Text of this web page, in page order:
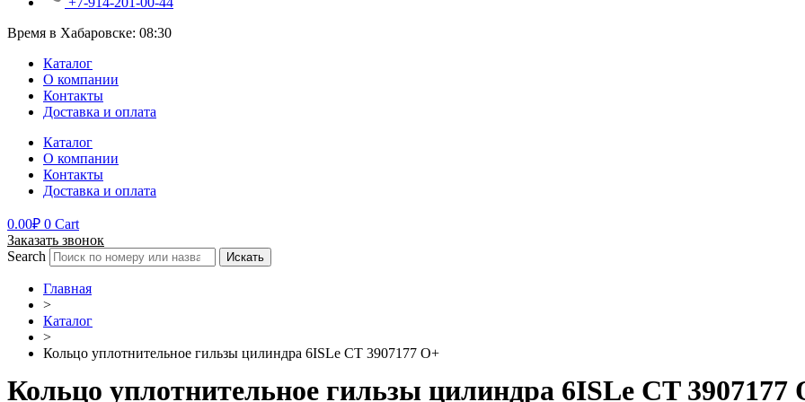
Время в Хабаровске: 08:30
Каталог
О компании
Контакты
Доставка и оплата
Каталог
О компании
Контакты
Доставка и оплата
0.00₽ 0 Cart
Заказать звонок
Search
Искать
Главная
>
Каталог
>
Кольцо уплотнительное гильзы цилиндра 6ISLe СT 3907177 O+
Кольцо уплотнительное гильзы цилиндра 6ISLe СT 3907177